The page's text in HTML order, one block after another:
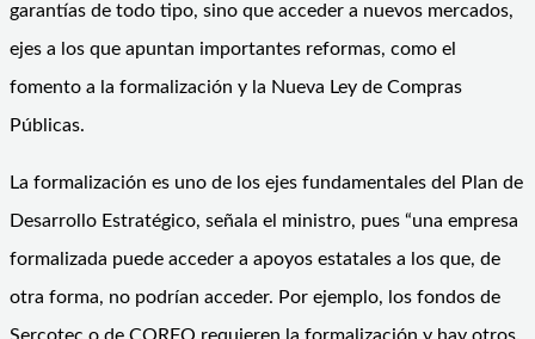
garantías de todo tipo, sino que acceder a nuevos mercados,
ejes a los que apuntan importantes reformas, como el
fomento a la formalización y la Nueva Ley de Compras
Públicas.
La formalización es uno de los ejes fundamentales del Plan de
Desarrollo Estratégico, señala el ministro, pues “una empresa
formalizada puede acceder a apoyos estatales a los que, de
otra forma, no podrían acceder. Por ejemplo, los fondos de
Sercotec o de CORFO requieren la formalización y hay otros,